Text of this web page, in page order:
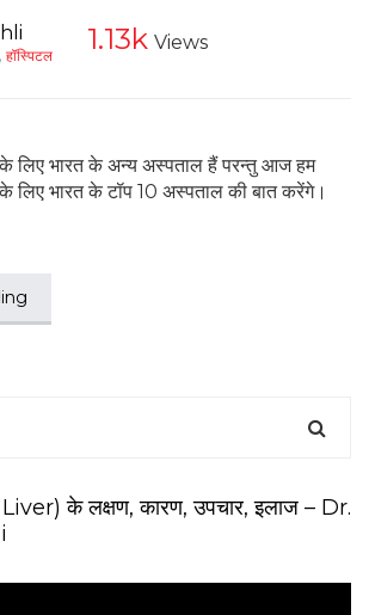
, हॉस्पिटल 1.13k Views
लिए भारत के अन्य अस्पताल हैं परन्तु आज हम
भारत के टॉप 10 अस्पताल की बात करेंगे।
के लक्षण, कारण, उपचार, इलाज – Dr.